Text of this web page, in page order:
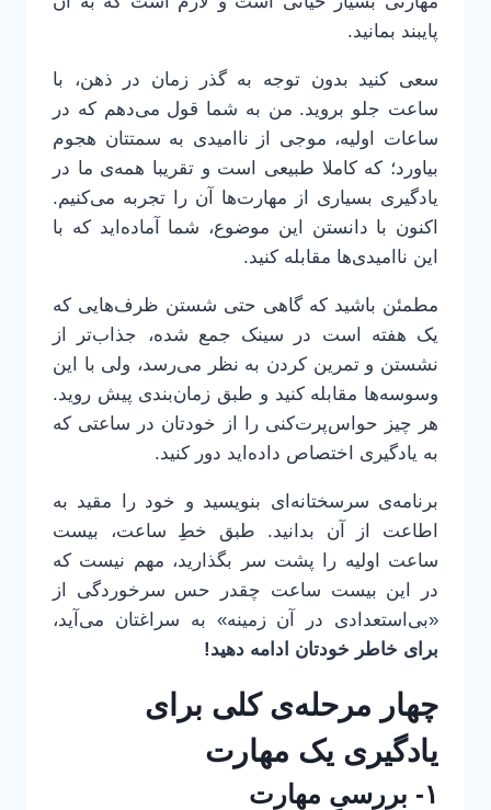
پایبند بمانید.
سعی کنید بدون توجه به گذر زمان در ذهن، با
ساعت جلو بروید. من به شما قول می‌دهم که در
ساعات اولیه، موجی از ناامیدی به سمتتان هجوم
بیاورد؛ که کاملا طبیعی است و تقریبا همه‌ی ما در
یادگیری بسیاری از مهارت‌ها آن را تجربه می‌کنیم.
اکنون با دانستن این موضوع، شما آماده‌اید که با
این ناامیدی‌ها مقابله کنید.
مطمئن باشید که گاهی حتی شستن ظرف‌هایی که
یک هفته است در سینک جمع شده، جذاب‌‌تر از
نشستن و تمرین کردن به نظر می‌رسد، ولی با این
وسوسه‌ها مقابله کنید و طبق زمان‌بندی پیش روید.
هر چیز حواس‌پرت‌کنی را از خودتان در ساعتی که
به یادگیری اختصاص داده‌اید دور کنید.
برنامه‌ی سرسختانه‌ای بنویسید و خود را مقید به
اطاعت از آن بدانید. طبق خطِ ساعت، بیست
ساعت اولیه را پشت سر بگذارید، مهم نیست که
در این بیست ساعت چقدر حس سرخوردگی از
«بی‌استعدادی در آن زمینه» به سراغتان می‌آید،
برای خاطر خودتان ادامه دهید!
چهار مرحله‌ی کلی برای
یادگیری یک مهارت
۱- بررسیِ مهارت